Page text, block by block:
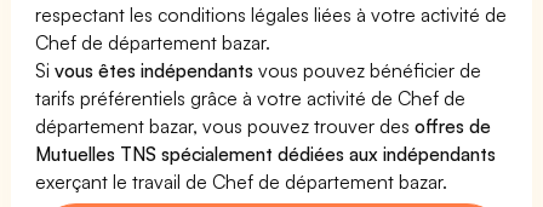
respectant les conditions légales liées à votre activité de
Chef de département bazar.
Sivous êtes indépendants vous pouvez bénéficier de
tarifs préférentiels grâce à votre activité de Chef de
département bazar, vous pouvez trouver desoffres de
Mutuelles TNS spécialement dédiées aux indépendants
exerçant le travail de Chef de département bazar.